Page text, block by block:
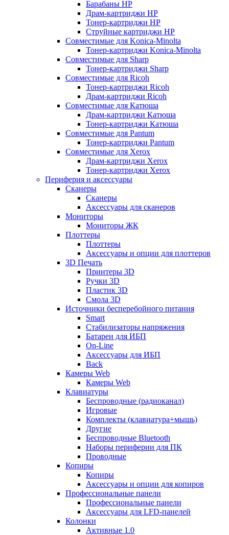
Барабаны HP
Драм-картриджи HP
Тонер-картриджи HP
Струйные картриджи HP
Совместимые для Konica-Minolta
Тонер-картриджи Konica-Minolta
Совместимые для Sharp
Тонер-картриджи Sharp
Совместимые для Ricoh
Тонер-картриджи Ricoh
Драм-картриджи Ricoh
Совместимые для Катюша
Драм-картриджи Катюша
Тонер-картриджи Катюша
Совместимые для Pantum
Тонер-картриджи Pantum
Совместимые для Xerox
Драм-картриджи Xerox
Тонер-картриджи Xerox
Периферия и аксессуары
Сканеры
Сканеры
Аксессуары для сканеров
Мониторы
Мониторы ЖК
Плоттеры
Плоттеры
Аксессуары и опции для плоттеров
3D Печать
Принтеры 3D
Ручки 3D
Пластик 3D
Смола 3D
Источники бесперебойного питания
Smart
Стабилизаторы напряжения
Батареи для ИБП
On-Line
Аксессуары для ИБП
Back
Камеры Web
Камеры Web
Клавиатуры
Беспроводные (радиоканал)
Игровые
Комплекты (клавиатура+мышь)
Другие
Беспроводные Bluetooth
Наборы периферии для ПК
Проводные
Копиры
Копиры
Аксессуары и опции для копиров
Профессиональные панели
Профессиональные панели
Аксессуары для LFD-панелей
Колонки
Активные 1.0